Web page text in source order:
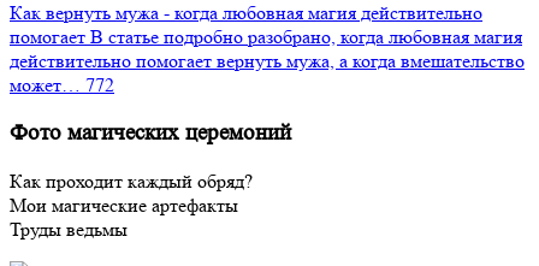
Как вернуть мужа - когда любовная магия действительно
помогает В статье подробно разобрано, когда любовная магия
действительно помогает вернуть мужа, а когда вмешательство
может… 772
Фото магических церемоний
Как проходит каждый обряд?
Мои магические артефакты
Труды ведьмы